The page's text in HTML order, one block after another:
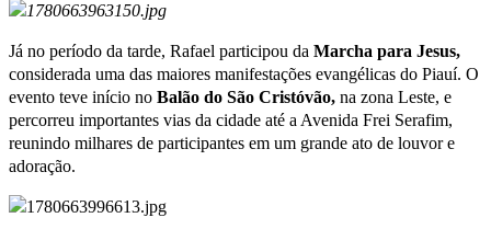
Já no período da tarde, Rafael participou da Marcha para Jesus,
considerada uma das maiores manifestações evangélicas do Piauí. O
evento teve início no Balão do São Cristóvão, na zona Leste, e
percorreu importantes vias da cidade até a Avenida Frei Serafim,
reunindo milhares de participantes em um grande ato de louvor e
adoração.